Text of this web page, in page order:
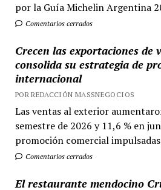
por la Guía Michelin Argentina
Comentarios cerrados
Crecen las exportaciones de
consolida su estrategia de
internacional
POR REDACCIÓN MASSNEGOCIOS
Las ventas al exterior
semestre de 2026 y 11,6 % en
promoción comercial
Comentarios cerrados
El restaurante mendocino